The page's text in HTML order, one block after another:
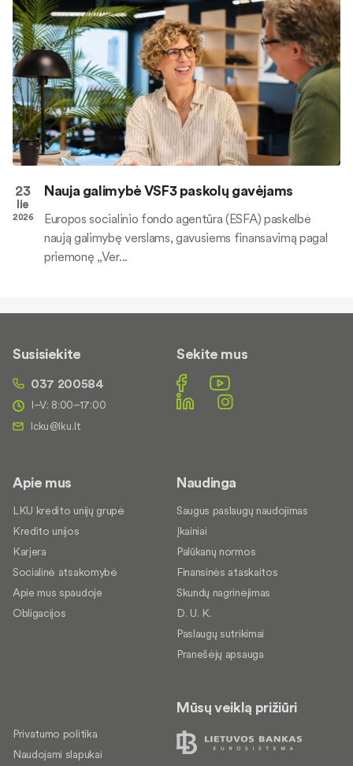
23
lie
2026
Nauja galimybė VSF3 paskolų gavėjams
Europos socialinio fondo agentūra (ESFA) paskelbė
naują galimybę verslams, gavusiems finansavimą pagal
priemonę „Ver...
Susisiekite
037 200584
I–V: 8:00–17:00
Sekite mus
Apie mus
LKU kredito unijų grupė
Kredito unijos
Karjera
Socialinė atsakomybė
Apie mus spaudoje
Obligacijos
Naudinga
Saugus paslaugų naudojimas
Įkainiai
Palūkanų normos
Finansinės ataskaitos
Skundų nagrinėjimas
D. U. K.
Paslaugų sutrikimai
Pranešėjų apsauga
Privatumo politika
Naudojami slapukai
Mūsų veiklą prižiūri